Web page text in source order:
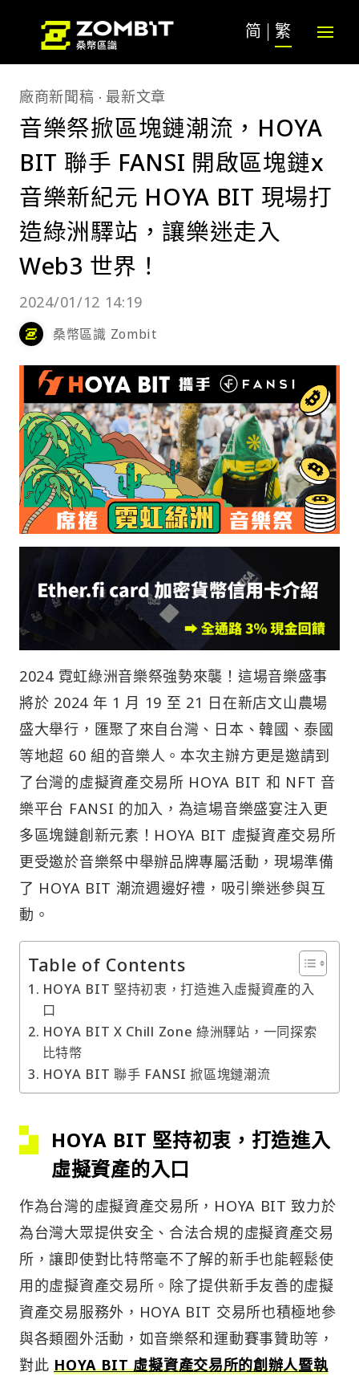
简 繁
廠商新聞稿 最新文章
音樂祭掀區塊鏈潮流，HOYA
BIT 聯手 FANSI 開啟區塊鏈x
音樂新紀元 HOYA BIT 現場打
造綠洲驛站，讓樂迷走入
Web3 世界！
2024/01/12 14:19
桑幣區識 Zombit
2024 霓虹綠洲音樂祭強勢來襲！這場音樂盛事
將於 2024 年 1 月 19 至 21 日在新店文山農場
盛大舉行，匯聚了來自台灣、日本、韓國、泰國
等地超 60 組的音樂人。本次主辦方更是邀請到
了台灣的虛擬資產交易所 HOYA BIT 和 NFT 音
樂平台 FANSI 的加入，為這場音樂盛宴注入更
多區塊鏈創新元素！HOYA BIT 虛擬資產交易所
更受邀於音樂祭中舉辦品牌專屬活動，現場準備
了 HOYA BIT 潮流週邊好禮，吸引樂迷參與互
動。
Table of Contents
HOYA BIT 堅持初衷，打造進入虛擬資產的入
口
HOYA BIT X Chill Zone 綠洲驛站，一同探索
比特幣
HOYA BIT 聯手 FANSI 掀區塊鏈潮流
HOYA BIT 堅持初衷，打造進入
虛擬資產的入口
作為台灣的虛擬資產交易所，HOYA BIT 致力於
為台灣大眾提供安全、合法合規的虛擬資產交易
所，讓即使對比特幣毫不了解的新手也能輕鬆使
用的虛擬資產交易所。除了提供新手友善的虛擬
資產交易服務外，HOYA BIT 交易所也積極地參
與各類圈外活動，如音樂祭和運動賽事贊助等，
對此HOYA BIT 虛擬資產交易所的創辦人暨執